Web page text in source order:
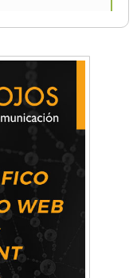
competirá
necesitan
crecer con
y mucho más:
aprender y